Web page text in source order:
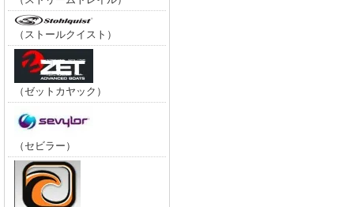
（ストールクイスト）
（ゼットカヤック）
（セビラー）